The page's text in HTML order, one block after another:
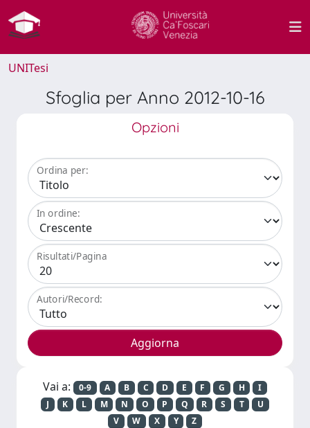
UNITesi
Sfoglia per Anno 2012-10-16
Opzioni
Ordina per:
In ordine:
Risultati/Pagina
Autori/Record:
Vai a: 0-9 A B C D E F G H
I
J
K L M N O P Q R S T
U
V
W X Y Z